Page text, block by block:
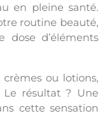
en pleine santé.
routine beauté,
d’éléments
ou lotions,
Le résultat ? Une
cette sensation